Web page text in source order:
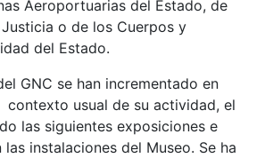
Aeroportuarias del Estado, de
o de los Cuerpos y
del Estado.
GNC se han incrementado en
contexto usual de su actividad, el
las siguientes exposiciones e
instalaciones del Museo. Se ha